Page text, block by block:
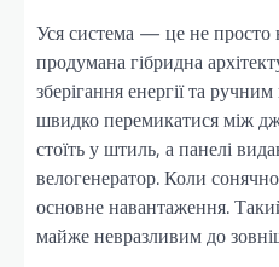
Уся система — це не просто
продумана гібридна
зберігання енергії та
швидко перемикатися між
стоїть у штиль, а панелі
велогенератор. Коли
основне навантаження.
майже невразливим до